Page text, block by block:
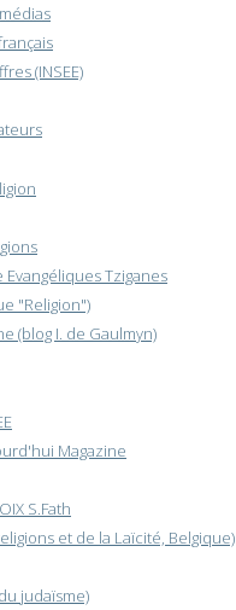
(INSEE)
Tziganes
"Religion")
(blog I. de Gaulmyn)
Magazine
S.Fath
et de la Laïcité, Belgique)
judaïsme)